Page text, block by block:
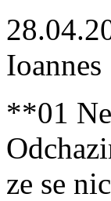
Ioannes
**01
ze se